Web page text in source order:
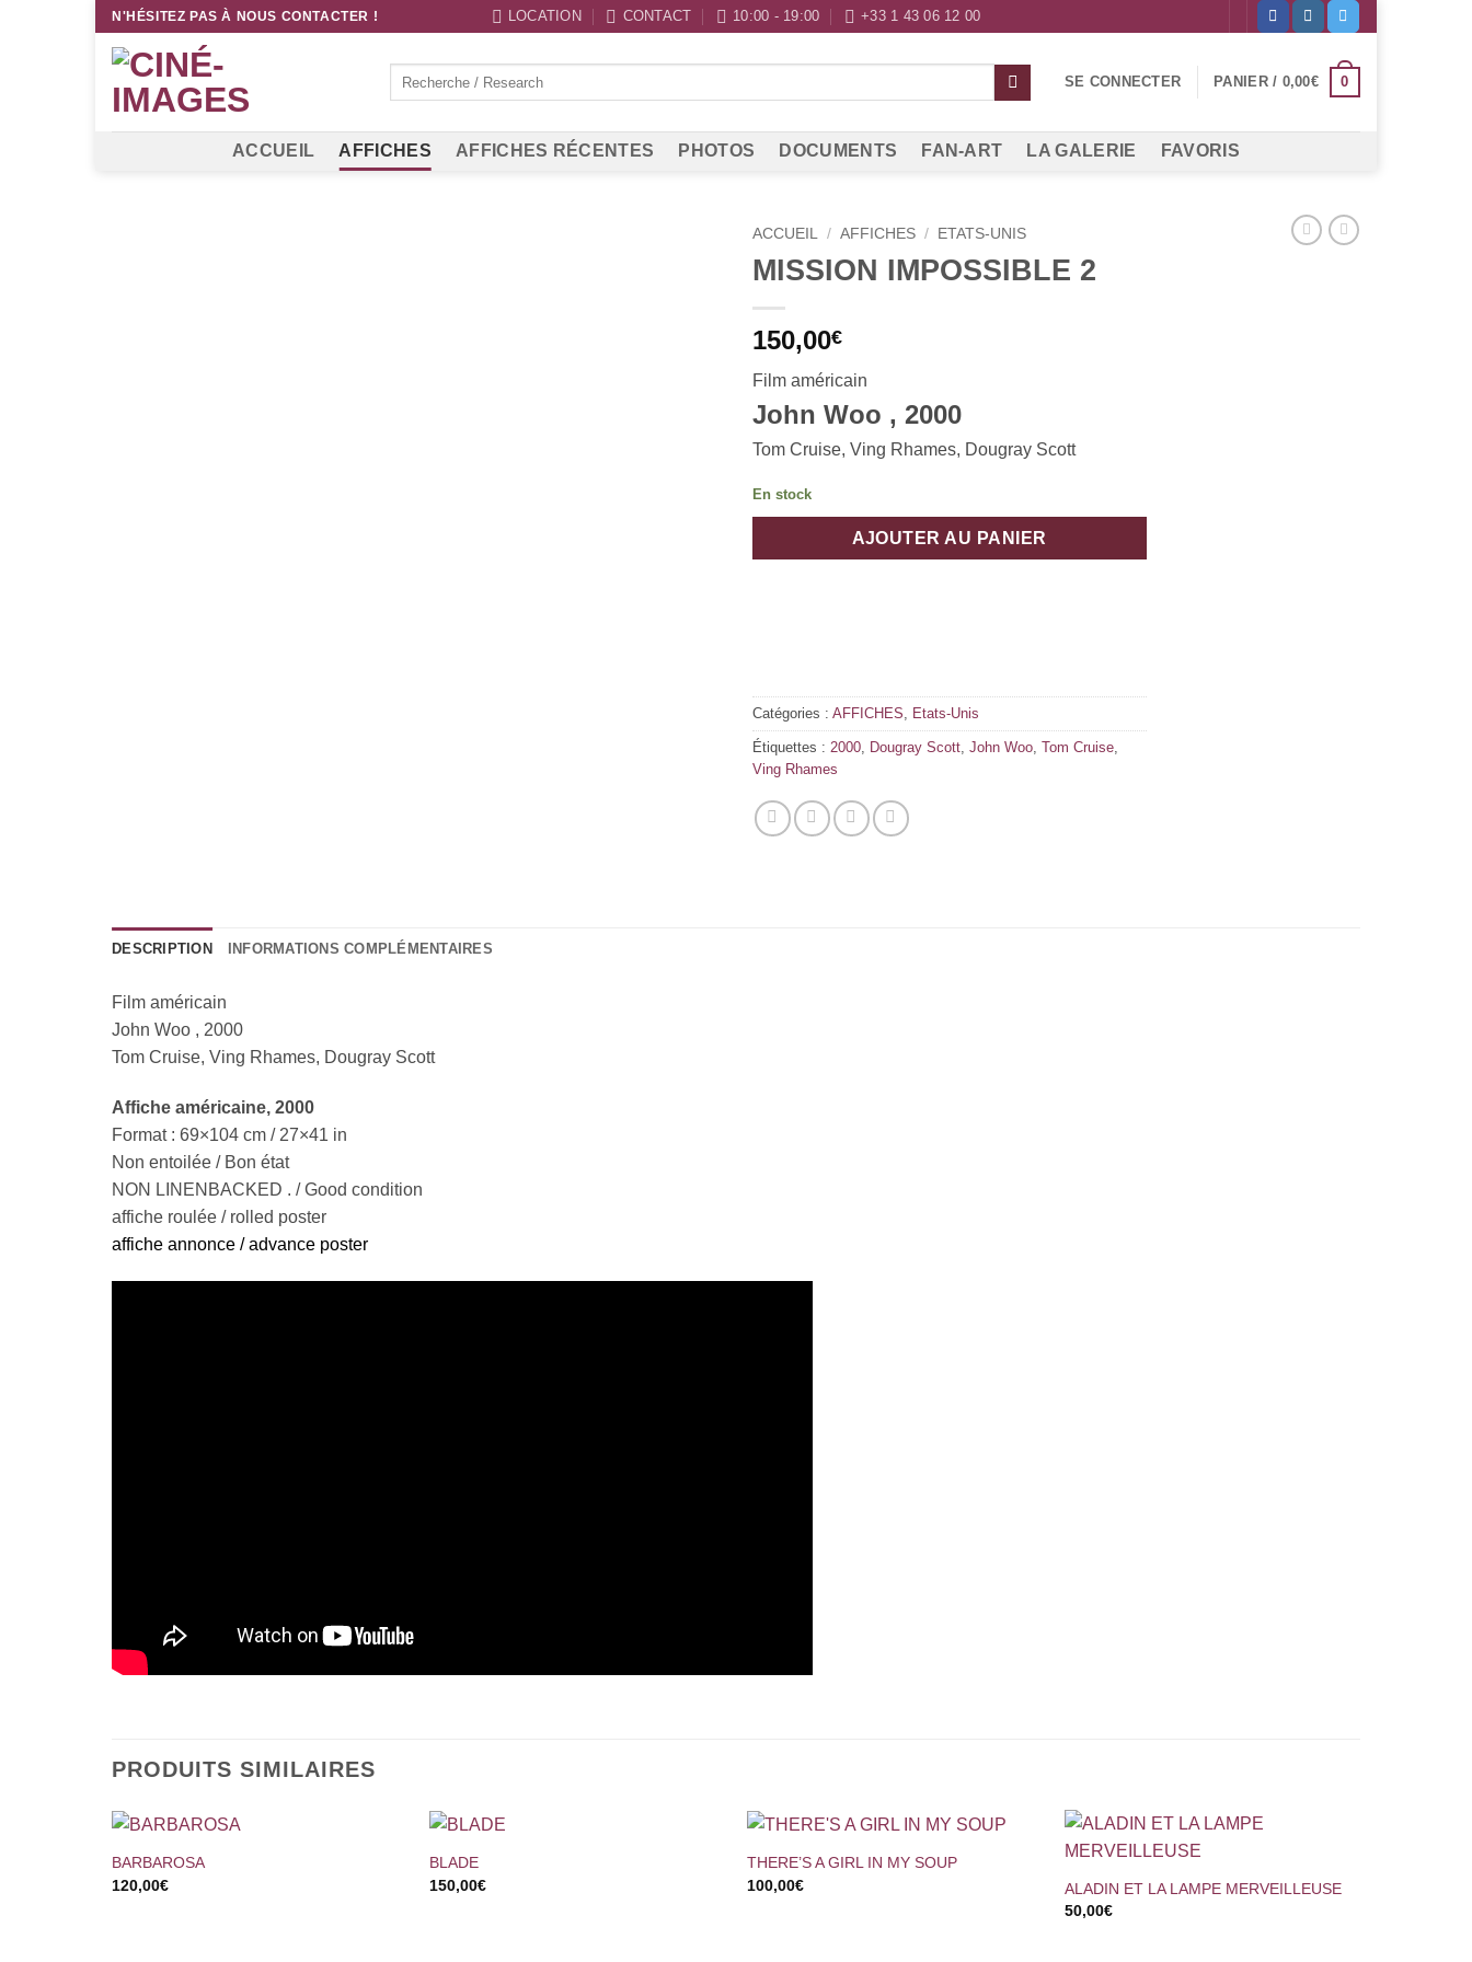
Passer
contenu
N'HÉSITEZ PAS À NOUS CONTACTER ! LOCATION CONTACT 10:00 - 19:00 +33 1 43 06 12 00
SE CONNECTER PANIER / 0,00€ 0
ACCUEIL AFFICHES AFFICHES RÉCENTES PHOTOS DOCUMENTS FAN-ART LA GALERIE FAVORIS
ACCUEIL / AFFICHES / ETATS-UNIS
MISSION IMPOSSIBLE 2
150,00€
Film américain
John Woo , 2000
Tom Cruise, Ving Rhames, Dougray Scott
En stock
AJOUTER AU PANIER
Catégories : AFFICHES, Etats-Unis
Étiquettes : 2000, Dougray Scott, John Woo, Tom Cruise,
Ving Rhames
DESCRIPTION INFORMATIONS COMPLÉMENTAIRES
Film américain
John Woo , 2000
Tom Cruise, Ving Rhames, Dougray Scott
Affiche américaine, 2000
Format : 69×104 cm / 27×41 in
Non entoilée / Bon état
NON LINENBACKED . / Good condition
affiche roulée / rolled poster
affiche annonce / advance poster
PRODUITS SIMILAIRES
+
BARBAROSA
120,00€
+
BLADE
150,00€
+
THERE’S A GIRL IN MY SOUP
100,00€
+
ALADIN ET LA LAMPE MERVEILLEUSE
50,00€